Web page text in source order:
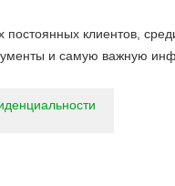
клиентов,
и самую важную